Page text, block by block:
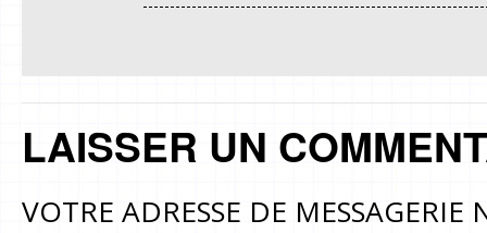
LAISSER UN
VOTRE ADRESSE DE MESSAGERIE